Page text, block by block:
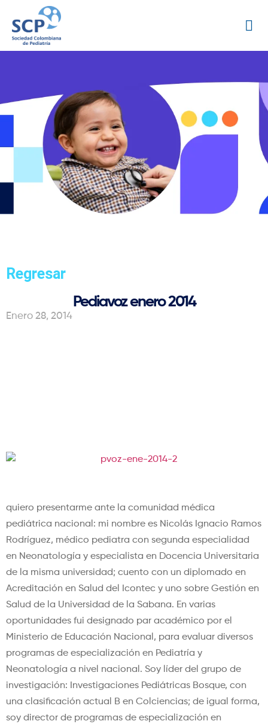
Regresar
Pediavoz enero 2014
Enero 28, 2014
quiero presentarme ante la comunidad médica
pediátrica nacional: mi nombre es Nicolás Ignacio Ramos
Rodríguez, médico pediatra con segunda especialidad
en Neonatología y especialista en Docencia Universitaria
de la misma universidad; cuento con un diplomado en
Acreditación en Salud del Icontec y uno sobre Gestión en
Salud de la Universidad de la Sabana. En varias
oportunidades fui designado par académico por el
Ministerio de Educación Nacional, para evaluar diversos
programas de especialización en Pediatría y
Neonatología a nivel nacional. Soy líder del grupo de
investigación: Investigaciones Pediátricas Bosque, con
una clasificación actual B en Colciencias; de igual forma,
soy director de programas de especialización en